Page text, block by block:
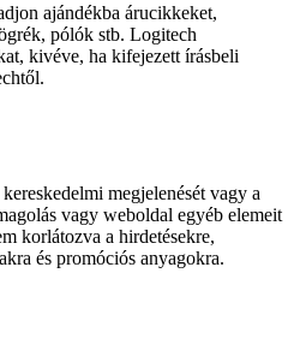
ajándékba árucikkeket,
pólók stb. Logitech
kivéve, ha kifejezett írásbeli
megjelenését vagy a
vagy weboldal egyéb elemeit
korlátozva a hirdetésekre,
és promóciós anyagokra.